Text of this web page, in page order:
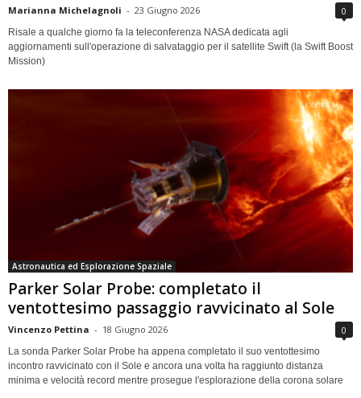
Marianna Michelagnoli - 23 Giugno 2026 0
Risale a qualche giorno fa la teleconferenza NASA dedicata agli
aggiornamenti sull'operazione di salvataggio per il satellite Swift (la Swift Boost
Mission)
Astronautica ed Esplorazione Spaziale
Parker Solar Probe: completato il
ventottesimo passaggio ravvicinato al Sole
Vincenzo Pettina - 18 Giugno 2026 0
La sonda Parker Solar Probe ha appena completato il suo ventottesimo
incontro ravvicinato con il Sole e ancora una volta ha raggiunto distanza
minima e velocità record mentre prosegue l'esplorazione della corona solare